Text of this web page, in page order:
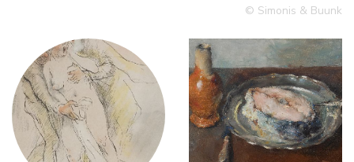
© Simonis & Buunk